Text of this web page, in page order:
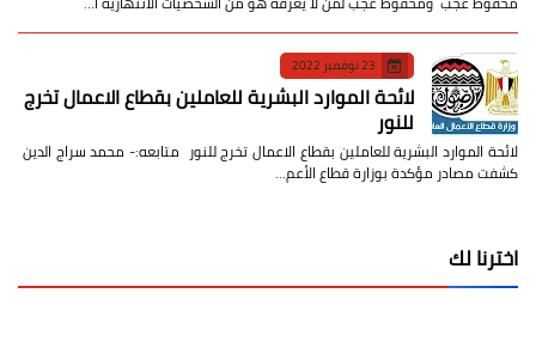
23 نوفمبر 2022
لائحة الموارد البشرية للعاملين بقطاع الاعمال تخرج
للنور
لائحة الموارد البشرية للعاملين بقطاع الاعمال تخرج للنور متابعه:- محمد سراج الدين
كشفت مصادر مؤكدة بوزارة قطاع الأعم…
اخترنا لك